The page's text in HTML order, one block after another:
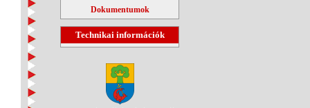
Dokumentumok
Technikai információk